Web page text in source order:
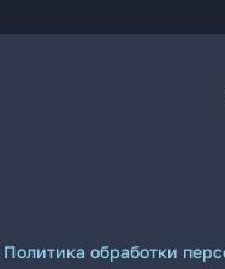
Политика обработки